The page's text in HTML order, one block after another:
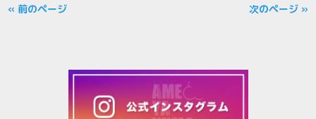
« 前のページ 次のページ »